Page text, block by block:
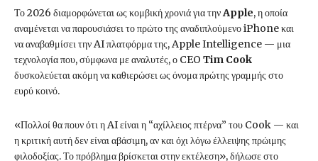
Το 2026 διαμορφώνεται ως κομβική χρονιά για τηνApple, η οποία
αναμένεται να παρουσιάσει το πρώτο της αναδιπλούμενο iPhone και
να αναβαθμίσει την AI πλατφόρμα της, Apple Intelligence — μια
τεχνολογία που, σύμφωνα με αναλυτές, ο CEO Tim Cook
δυσκολεύεται ακόμη να καθιερώσει ως όνομα πρώτης γραμμής στο
ευρύ κοινό.
«Πολλοί θα πουν ότι η AI είναι η “αχίλλειος πτέρνα” του Cook — και
η κριτική αυτή δεν είναι αβάσιμη, αν και όχι λόγω έλλειψης πρώιμης
φιλοδοξίας. Το πρόβλημα βρίσκεται στην εκτέλεση», δήλωσε στο